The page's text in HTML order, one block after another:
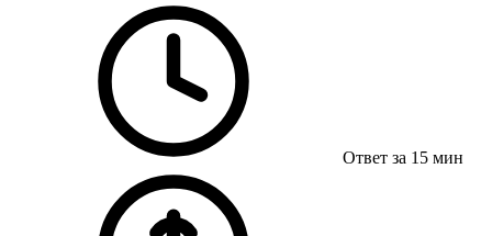
Ответ за 15 мин